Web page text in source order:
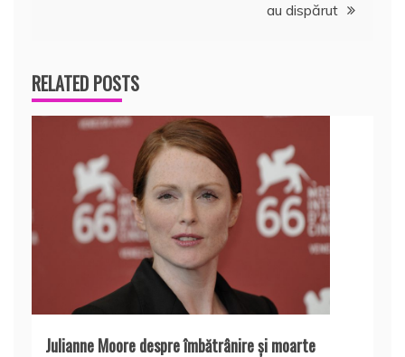
au dispărut
RELATED POSTS
Julianne Moore despre îmbătrânire și moarte